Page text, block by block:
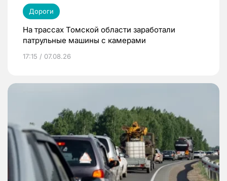
Дороги
На трассах Томской области заработали
патрульные машины с камерами
17:15 / 07.08.26